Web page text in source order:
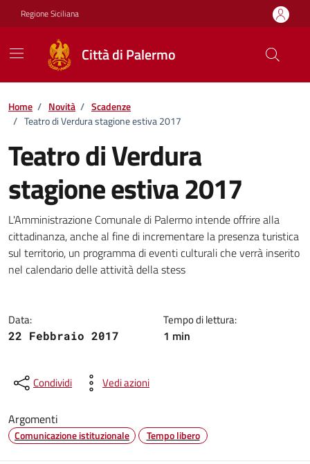
Vai ai contenuti
Vai al footer
Regione Siciliana
Città di Palermo
Home / Novità / Scadenze
/ Teatro di Verdura stagione estiva 2017
Teatro di Verdura
stagione estiva 2017
Dettagli della notizia
L'Amministrazione Comunale di Palermo intende offrire alla
cittadinanza, anche al fine di incrementare la presenza turistica
sul territorio, un programma di eventi culturali che verrà inserito
nel calendario delle attività della stess
Data:
22 Febbraio 2017
Tempo di lettura:
1 min
Condividi Vedi azioni
Argomenti
Comunicazione istituzionale Tempo libero